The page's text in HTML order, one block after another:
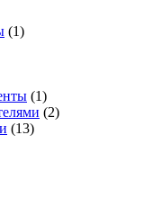
(1)
(1)
(2)
(13)